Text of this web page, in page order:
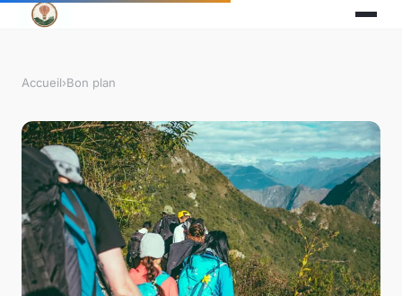
Accueil›Bon plan